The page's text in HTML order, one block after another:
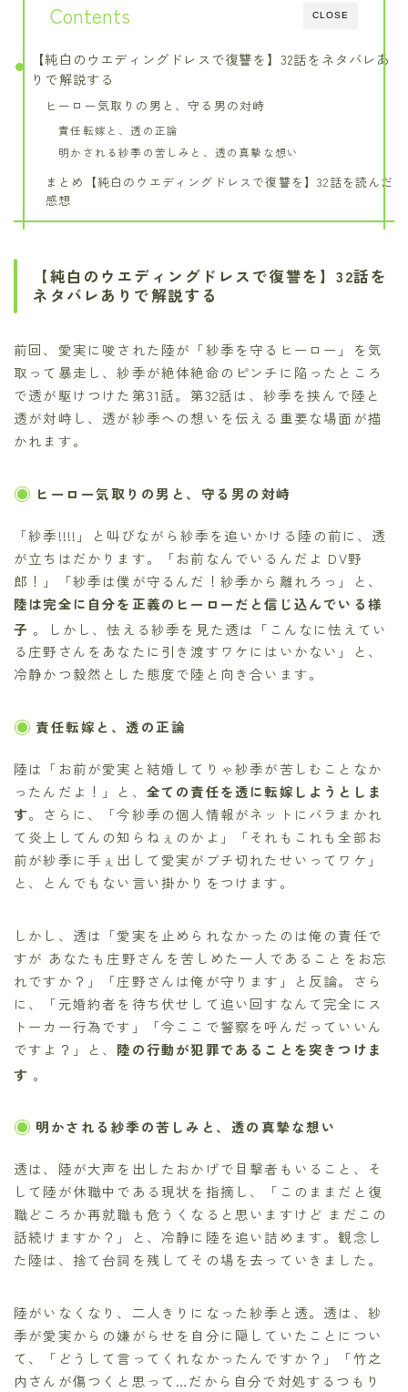
CLOSE
Contents
【純白のウエディングドレスで復讐を】32話をネタバレあ
りで解説する
ヒーロー気取りの男と、守る男の対峙
責任転嫁と、透の正論
明かされる紗季の苦しみと、透の真摯な想い
まとめ【純白のウエディングドレスで復讐を】32話を読んだ
感想
【純白のウエディングドレスで復讐を】32話を
ネタバレありで解説する
前回、愛実に唆された陸が「紗季を守るヒーロー」を気
取って暴走し、紗季が絶体絶命のピンチに陥ったところ
で透が駆けつけた第31話。第32話は、紗季を挟んで陸と
透が対峙し、透が紗季への想いを伝える重要な場面が描
かれます。
ヒーロー気取りの男と、守る男の対峙
「紗季!!!!」と叫びながら紗季を追いかける陸の前に、透
が立ちはだかります。「お前なんでいるんだよ DV野
郎！」「紗季は僕が守るんだ！紗季から離れろっ」と、
陸は完全に自分を正義のヒーローだと信じ込んでいる様
子 。しかし、怯える紗季を見た透は「こんなに怯えてい
る庄野さんをあなたに引き渡すワケにはいかない」と、
冷静かつ毅然とした態度で陸と向き合います。
責任転嫁と、透の正論
陸は「お前が愛実と結婚してりゃ紗季が苦しむことなか
ったんだよ！」と、 全ての責任を透に転嫁しようとしま
す。さらに、「今紗季の個人情報がネットにバラまかれ
て炎上してんの知らねぇのかよ」「それもこれも全部お
前が紗季に手ぇ出して愛実がブチ切れたせいってワケ」
と、とんでもない言い掛かりをつけます。
しかし、透は「愛実を止められなかったのは俺の責任で
すが あなたも庄野さんを苦しめた一人であることをお忘
れですか？」「庄野さんは俺が守ります」と反論。さら
に、「元婚約者を待ち伏せして追い回すなんて完全にス
トーカー行為です」「今ここで警察を呼んだっていいん
ですよ？」と、 陸の行動が犯罪であることを突きつけま
す 。
明かされる紗季の苦しみと、透の真摯な想い
透は、陸が大声を出したおかげで目撃者もいること、そ
して陸が休職中である現状を指摘し、「このままだと復
職どころか再就職も危うくなると思いますけど まだこの
話続けますか？」と、冷静に陸を追い詰めます。観念し
た陸は、捨て台詞を残してその場を去っていきました。
陸がいなくなり、二人きりになった紗季と透。透は、紗
季が愛実からの嫌がらせを自分に隠していたことについ
て、「どうして言ってくれなかったんですか？」「竹之
内さんが傷つくと思って…だから自分で対処するつもり